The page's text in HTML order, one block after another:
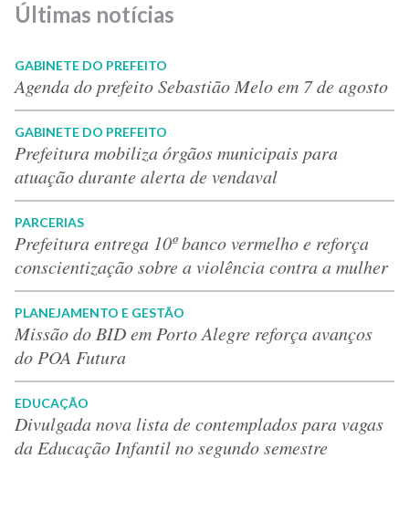
Últimas notícias
GABINETE DO PREFEITO
Agenda do prefeito Sebastião Melo em 7 de agosto
GABINETE DO PREFEITO
Prefeitura mobiliza órgãos municipais para
atuação durante alerta de vendaval
PARCERIAS
Prefeitura entrega 10º banco vermelho e reforça
conscientização sobre a violência contra a mulher
PLANEJAMENTO E GESTÃO
Missão do BID em Porto Alegre reforça avanços
do POA Futura
EDUCAÇÃO
Divulgada nova lista de contemplados para vagas
da Educação Infantil no segundo semestre